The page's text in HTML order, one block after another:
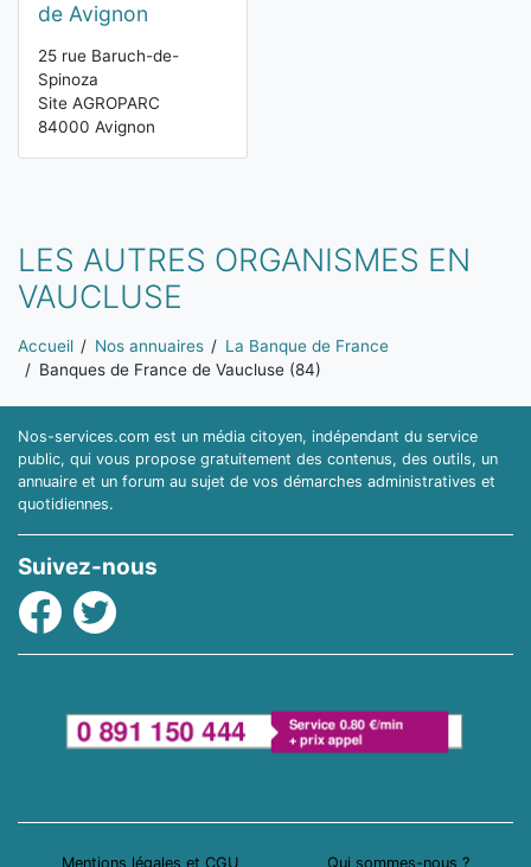
de Avignon
25 rue Baruch-de-
Spinoza
Site AGROPARC
84000 Avignon
LES AUTRES ORGANISMES EN
VAUCLUSE
Vous êtes ici:
Accueil Nos annuaires
La Banque de France
Banques de France de Vaucluse (84)
Nos-services.com est un média citoyen, indépendant du service
public, qui vous propose gratuitement des contenus, des outils, un
annuaire et un forum au sujet de vos démarches administratives et
quotidiennes.
Suivez-nous
Facebook
Twitter
Mentions légales et CGU Qui sommes-nous ?